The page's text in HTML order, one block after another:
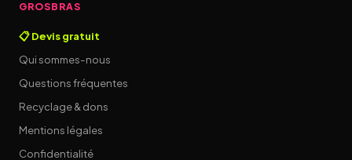
GROSBRAS
📋 Devis gratuit
Qui sommes-nous
Questions fréquentes
Recyclage & dons
Mentions légales
Confidentialité